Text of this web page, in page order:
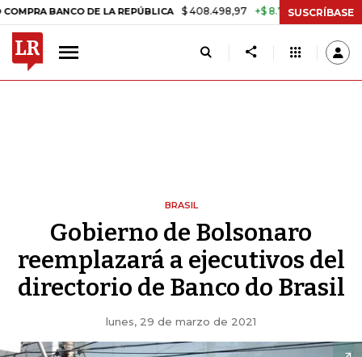
DE LA REPÚBLICA $ 408.498,97 +$ 8.753,81 +2,19% TASA
SUSCRÍBASE
BRASIL
Gobierno de Bolsonaro
reemplazará a ejecutivos del
directorio de Banco do Brasil
lunes, 29 de marzo de 2021